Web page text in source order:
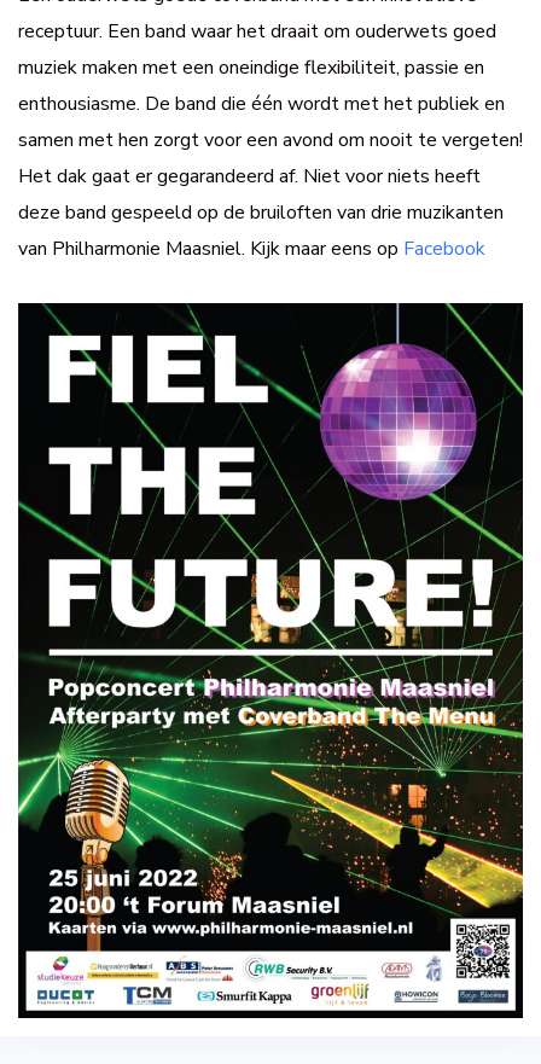
receptuur. Een band waar het draait om ouderwets goed
muziek maken met een oneindige flexibiliteit, passie en
enthousiasme. De band die één wordt met het publiek en
samen met hen zorgt voor een avond om nooit te vergeten!
Het dak gaat er gegarandeerd af. Niet voor niets heeft
deze band gespeeld op de bruiloften van drie muzikanten
van Philharmonie Maasniel. Kijk maar eens op Facebook